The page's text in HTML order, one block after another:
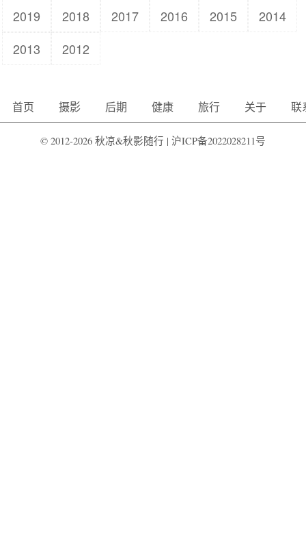
2019
2018 2017 2016 2015
2014
2013
2012
首页 摄影 后期 健康 旅行 关于 联
© 2012-2026 秋凉&秋影随行 | 沪ICP备2022028211号